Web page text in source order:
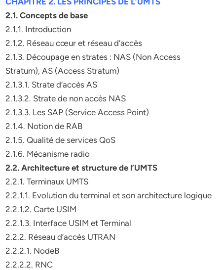
2.1. Concepts de base
2.1.1. Introduction
2.1.2. Réseau cœur et réseau d’accès
2.1.3. Découpage en strates : NAS (Non Access
Stratum), AS (Access Stratum)
2.1.3.1. Strate d’accès AS
2.1.3.2. Strate de non accès NAS
2.1.3.3. Les SAP (Service Access Point)
2.1.4. Notion de RAB
2.1.5. Qualité de services QoS
2.1.6. Mécanisme radio
2.2. Architecture et structure de l’UMTS
2.2.1. Terminaux UMTS
2.2.1.1. Evolution du terminal et son architecture logique
2.2.1.2. Carte USIM
2.2.1.3. Interface USIM et Terminal
2.2.2. Réseau d’accès UTRAN
2.2.2.1. NodeB
2.2.2.2. RNC